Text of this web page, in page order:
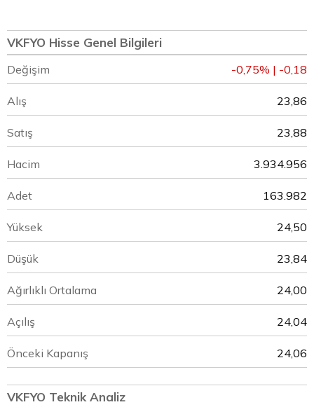
VKFYO Hisse Genel Bilgileri
Değişim -0,75% | -0,18
Alış 23,86
Satış 23,88
Hacim 3.934.956
Adet 163.982
Yüksek 24,50
Düşük 23,84
Ağırlıklı Ortalama 24,00
Açılış 24,04
Önceki Kapanış 24,06
VKFYO Teknik Analiz